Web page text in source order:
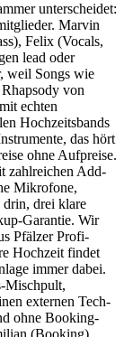
unterscheidet:
Marvin
Felix (Vocals,
lead oder
weil Songs wie
von
echten
Hochzeitsbands
das hört
ohne Aufpreise.
zahlreichen Add-
Mikrofone,
drei klare
Garantie. Wir
Pfälzer Profi-
Hochzeit findet
immer dabei.
Mischpult,
externen Tech-
ohne Booking-